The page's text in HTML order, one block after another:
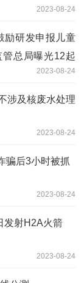
2023-08-24
励研发申报儿童
总局曝光12起
2023-08-24
涉及核废水处理
2023-08-24
骗后3小时被抓
2023-08-24
发射H2A火箭
2023-08-24